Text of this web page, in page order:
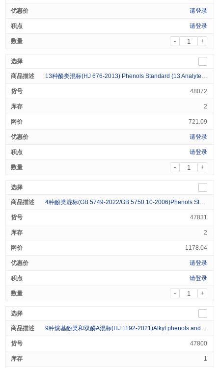
请登录
请登录
- +
13种酚类混标(HJ 676-2013) Phenols Standard (13 Analytes) Varied in Methanol 1mL
48072
2
721.09
请登录
请登录
- +
4种酚类混标(GB 5749-2022/GB 5750.10-2006)Phenols Standard (4 Analytes) 1000ug/ml in Acetone 1mL
47831
2
1178.04
请登录
请登录
- +
9种烷基酚类和双酚A混标(HJ 1192-2021)Alkyl phenols and Bisphenol A Standard (10 Analytes) 1000ug/mL in Acetonitrile 1mL
47800
1